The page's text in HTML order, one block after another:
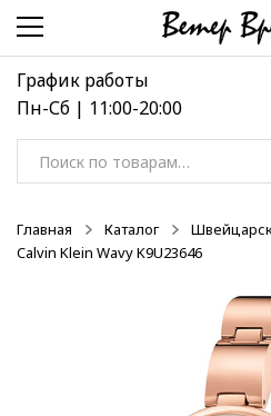
Перейти
навигации
Перейти
содержимому
График работы
Пн-Сб | 11:00-20:00
Искать:
Главная Каталог
Calvin Klein Wavy K9U23646
-50%
-50%
-50%